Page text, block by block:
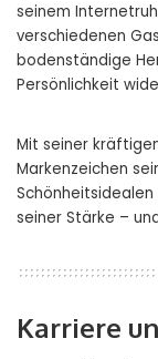
seinem
verschiedenen
bodenständige
Persönlichkeit
Mit seiner
Markenzeichen
seiner Stärke –
Karriere